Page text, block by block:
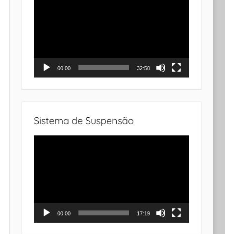
00:00 32:50
Sistema de Suspensão
00:00 17:19